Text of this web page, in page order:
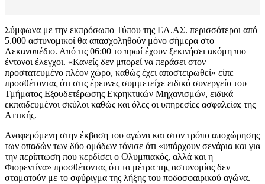
Σύμφωνα με την εκπρόσωπο Τύπου της ΕΛ.ΑΣ. περισσότεροι από
5.000 αστυνομικοί θα απασχοληθούν μόνο σήμερα στο
Λεκανοπέδιο. Από τις 06:00 το πρωί έχουν ξεκινήσει ακόμη πιο
έντονοι έλεγχοι. «Κανείς δεν μπορεί να περάσει στον
προστατευμένο πλέον χώρο, καθώς έχει αποστειρωθεί» είπε
προσθέτοντας ότι στις έρευνες συμμετείχε ειδικό συνεργείο του
Τμήματος Εξουδετέρωσης Εκρηκτικών Μηχανισμών, ειδικά
εκπαιδευμένοι σκύλοι καθώς και όλες οι υπηρεσίες ασφαλείας της
Αττικής.
Αναφερόμενη στην έκβαση του αγώνα και στον τρόπο αποχώρησης
των οπαδών των δύο ομάδων τόνισε ότι «υπάρχουν σενάρια και για
την περίπτωση που κερδίσει ο Ολυμπιακός, αλλά και η
Φιορεντίνα» προσθέτοντας ότι τα μέτρα της αστυνομίας δεν
σταματούν με το σφύριγμα της λήξης του ποδοσφαιρικού αγώνα.